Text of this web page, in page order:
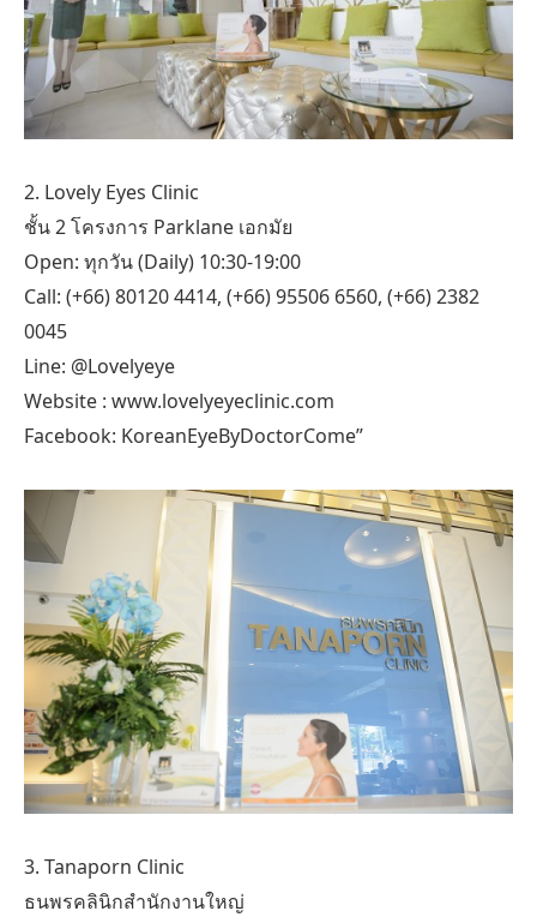
2. Lovely Eyes Clinic
ชั้น 2 โครงการ Parklane เอกมัย
Open: ทุกวัน (Daily) 10:30-19:00
Call: (+66) 80120 4414, (+66) 95506 6560, (+66) 2382
0045
Line: @Lovelyeye
Website : www.lovelyeyeclinic.com
Facebook: KoreanEyeByDoctorCome”
3. Tanaporn Clinic
ธนพรคลินิกสำนักงานใหญ่